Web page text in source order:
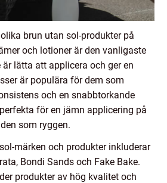
brun utan sol-produkter på
och lotioner är den vanligaste
lätta att applicera och ger en
är populära för dem som
och en snabbtorkande
för en jämn applicering på
som ryggen.
märken och produkter inkluderar
Bondi Sands och Fake Bake.
produkter av hög kvalitet och